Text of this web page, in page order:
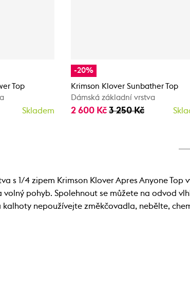
Top
Skladem
-20%
Krimson Klover Sunbather Top
Dámská základní vrstva
2 600 Kč 3 250 Kč
s 1/4 zipem Krimson Klover Apres Anyone
pohyb. Spolehnout se můžete na odvod
nepoužívejte změkčovadla, nebělte,